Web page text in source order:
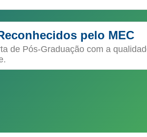
pelo MEC
de Pós-Graduação com a